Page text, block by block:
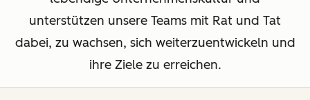
unterstützen unsere Teams mit Rat und Tat
dabei, zu wachsen, sich weiterzuentwickeln und
ihre Ziele zu erreichen.